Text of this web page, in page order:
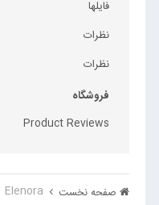
فایلها
نظرات
نظرات
فروشگاه
Product Reviews
صفحه نخست Elenora